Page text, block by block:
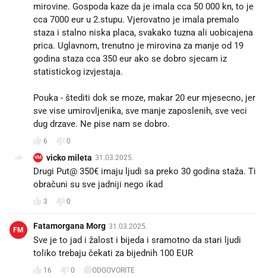
mirovine. Gospoda kaze da je imala cca 50 000 kn, to je
cca 7000 eur u 2.stupu. Vjerovatno je imala premalo
staza i stalno niska placa, svakako tuzna ali uobicajena
prica. Uglavnom, trenutno je mirovina za manje od 19
godina staza cca 350 eur ako se dobro sjecam iz
statistickog izvjestaja.
Pouka - štediti dok se moze, makar 20 eur mjesecno, jer
sve vise umirovljenika, sve manje zaposlenih, sve veci
dug drzave. Ne pise nam se dobro.
6 0
VM vicko mileta 31.03.2025.
Drugi Put@ 350€ imaju ljudi sa preko 30 godina staža. Ti
obračuni su sve jadniji nego ikad
3 0
FM Fatamorgana Morg 31.03.2025.
Sve je to jad i žalost i bijeda i sramotno da stari ljudi
toliko trebaju čekati za bijednih 100 EUR
16 0 ODGOVORITE